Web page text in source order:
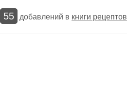
55 добавлений в книги рецептов